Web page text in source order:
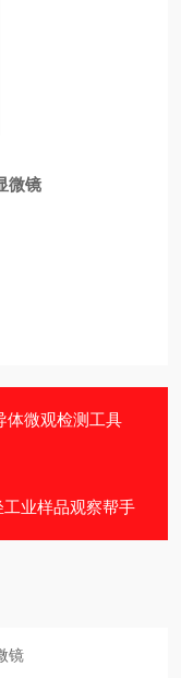
微镜
体微观检测工具
业样品观察帮手